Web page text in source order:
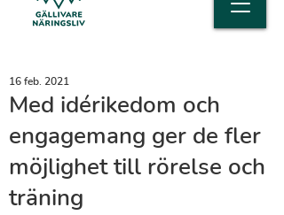
Med idérikedom och
engagemang ger de fler
möjlighet till rörelse och
träning
16 feb. 2021